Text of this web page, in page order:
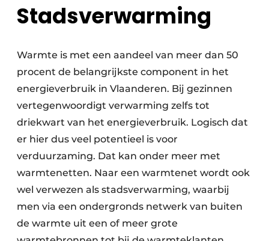
Stadsverwarming
Warmte is met een aandeel van meer dan 50
procent de belangrijkste component in het
energieverbruik in Vlaanderen. Bij gezinnen
vertegenwoordigt verwarming zelfs tot
driekwart van het energieverbruik. Logisch dat
er hier dus veel potentieel is voor
verduurzaming. Dat kan onder meer met
warmtenetten. Naar een warmtenet wordt ook
wel verwezen als stadsverwarming, waarbij
men via een ondergronds netwerk van buiten
de warmte uit een of meer grote